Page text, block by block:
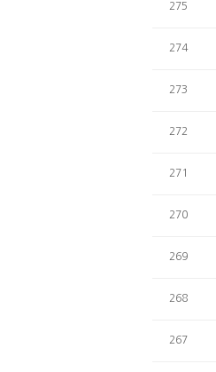
275
274
273
272
271
270
269
268
267